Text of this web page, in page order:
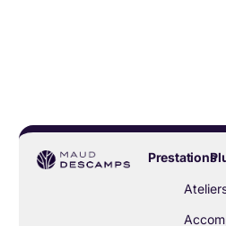
Prestations